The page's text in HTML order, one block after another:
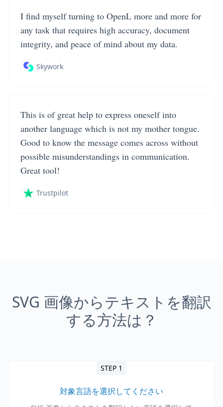
I find myself turning to OpenL more and more for
any task that requires high accuracy, document
integrity, and peace of mind about my data.
Skywork
This is of great help to express oneself into
another language which is not my mother tongue.
Good to know the message comes across without
possible misunderstandings in communication.
Great tool!
Trustpilot
SVG 画像からテキストを翻訳
する方法は？
STEP 1
対象言語を選択してください